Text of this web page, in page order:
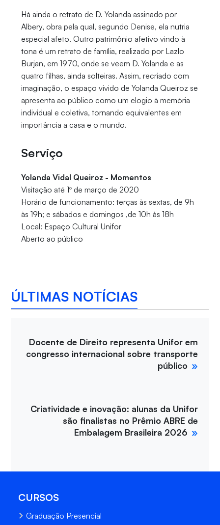
Há ainda o retrato de D. Yolanda assinado por
Albery, obra pela qual, segundo Denise, ela nutria
especial afeto. Outro patrimônio afetivo vindo à
tona é um retrato de família, realizado por Lazlo
Burjan, em 1970, onde se veem D. Yolanda e as
quatro filhas, ainda solteiras. Assim, recriado com
imaginação, o espaço vivido de Yolanda Queiroz se
apresenta ao público como um elogio à memória
individual e coletiva, tornando equivalentes em
importância a casa e o mundo.
Serviço
Yolanda Vidal Queiroz - Momentos
Visitação até 1º de março de 2020
Horário de funcionamento: terças às sextas, de 9h
às 19h; e sábados e domingos ,de 10h às 18h
Local: Espaço Cultural Unifor
Aberto ao público
ÚLTIMAS NOTÍCIAS
Docente de Direito representa Unifor em
congresso internacional sobre transporte
público
Criatividade e inovação: alunas da Unifor
são finalistas no Prêmio ABRE de
Embalagem Brasileira 2026
CURSOS
Graduação Presencial